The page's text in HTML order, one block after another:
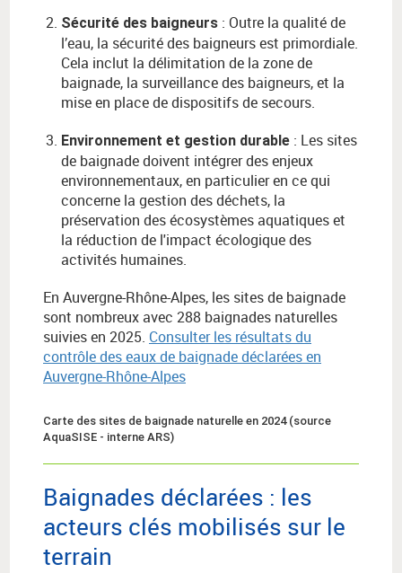
Sécurité des baigneurs : Outre la qualité de
l’eau, la sécurité des baigneurs est primordiale.
Cela inclut la délimitation de la zone de
baignade, la surveillance des baigneurs, et la
mise en place de dispositifs de secours.
Environnement et gestion durable : Les sites
de baignade doivent intégrer des enjeux
environnementaux, en particulier en ce qui
concerne la gestion des déchets, la
préservation des écosystèmes aquatiques et
la réduction de l'impact écologique des
activités humaines.
En Auvergne-Rhône-Alpes, les sites de baignade
sont nombreux avec 288 baignades naturelles
suivies en 2025. Consulter les résultats du
contrôle des eaux de baignade déclarées en
Auvergne-Rhône-Alpes
Carte des sites de baignade naturelle en 2024 (source
AquaSISE - interne ARS)
Baignades déclarées : les
acteurs clés mobilisés sur le
terrain